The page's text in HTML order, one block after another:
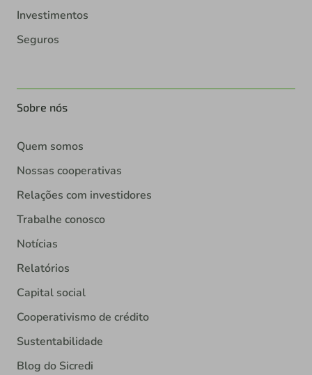
Investimentos
Seguros
Sobre nós
Quem somos
Nossas cooperativas
Relações com investidores
Trabalhe conosco
Notícias
Relatórios
Capital social
Cooperativismo de crédito
Sustentabilidade
Blog do Sicredi